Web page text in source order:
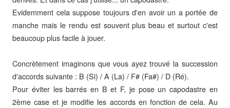
Evidemment cela suppose toujours d'en avoir un a portée de
manche mais le rendu est souvent plus beau et surtout c'est
beaucoup plus facile à jouer.
Concrètement imaginons que vous ayez trouvé la succession
d'accords suivante : B (Si) / A (La) / F# (Fa#) / D (Ré).
Pour éviter les barrés en B et F, je pose un capodastre en
2ème case et je modifie les accords en fonction de cela. Au